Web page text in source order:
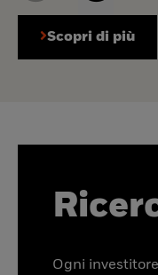
Scopri di più
Ogni